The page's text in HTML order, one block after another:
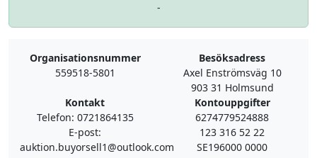
-
Organisationsnummer
559518-5801
Besöksadress
Axel Enströmsväg 10
903 31 Holmsund
Kontakt
Telefon: 0721864135
E-post:
auktion.buyorsell1@outlook.com
Kontouppgifter
6274779524888
123 316 52 22
SE196000 0000